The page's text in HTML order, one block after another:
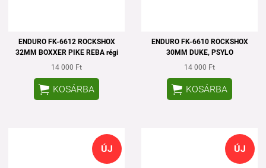
ENDURO FK-6612 ROCKSHOX
32MM BOXXER PIKE REBA régi
14 000 Ft
 KOSÁRBA
ENDURO FK-6610 ROCKSHOX
30MM DUKE, PSYLO
14 000 Ft
 KOSÁRBA
ÚJ ÚJ